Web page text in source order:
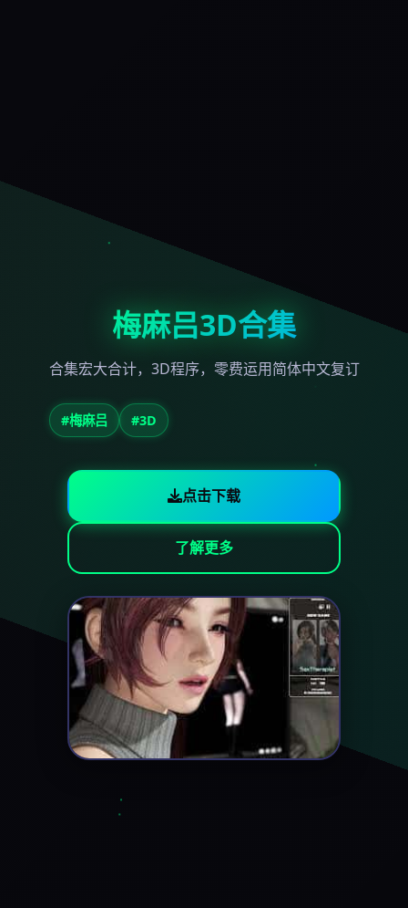
梅麻吕3D合集
合集宏大合计，3D程序，零费运用简体中文复订
#梅麻吕 #3D
点击下载
了解更多